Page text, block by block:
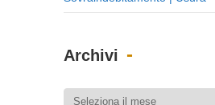
Archivi